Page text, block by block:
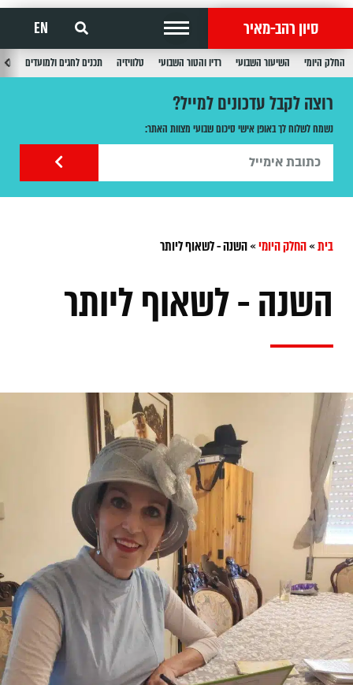
סיון רהב-מאיר EN
החלק היומי השיעור השבועי רדיו והטור השבועי טלוויזיה תכנים לחגים ולמועדים
רוצה לקבל עדכונים למייל?
נשמח לשלוח לך באופן אישי סיכום שבועי מצוות האתר:
בית»החלק היומי»השנה - לשאוף ליותר
השנה - לשאוף ליותר